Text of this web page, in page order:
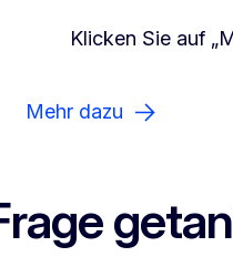
Klicken Sie auf
Mehr dazu